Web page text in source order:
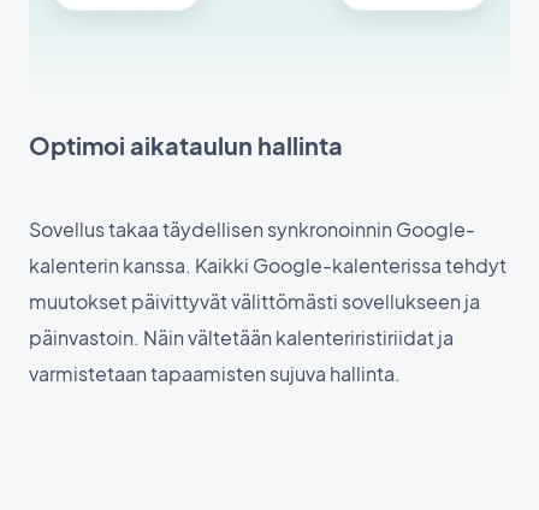
Optimoi aikataulun hallinta
Sovellus takaa täydellisen synkronoinnin Google-
kalenterin kanssa. Kaikki Google-kalenterissa tehdyt
muutokset päivittyvät välittömästi sovellukseen ja
päinvastoin. Näin vältetään kalenteriristiriidat ja
varmistetaan tapaamisten sujuva hallinta.